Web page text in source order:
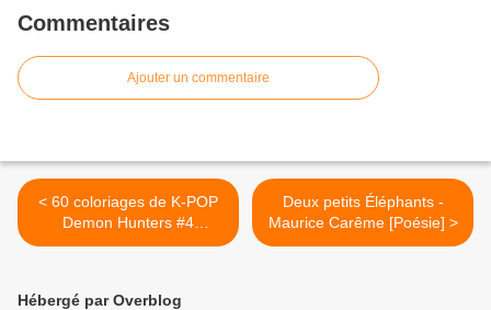
Commentaires
Ajouter un commentaire
< 60 coloriages de K-POP
Demon Hunters #4
[Coloriage]
Deux petits Éléphants -
Maurice Carême [Poésie] >
Hébergé par Overblog